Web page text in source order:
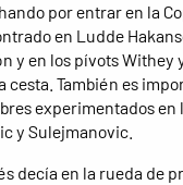
por entrar en la
en Ludde
y en los pívots Withey
cesta. También es
experimentados en
y Sulejmanovic.
decía en la rueda de